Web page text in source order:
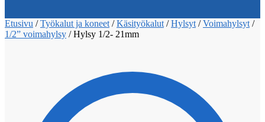
Etusivu /Työkalut ja koneet /Käsityökalut /Hylsyt /Voimahylsyt /
1/2” voimahylsy /Hylsy 1/2- 21mm